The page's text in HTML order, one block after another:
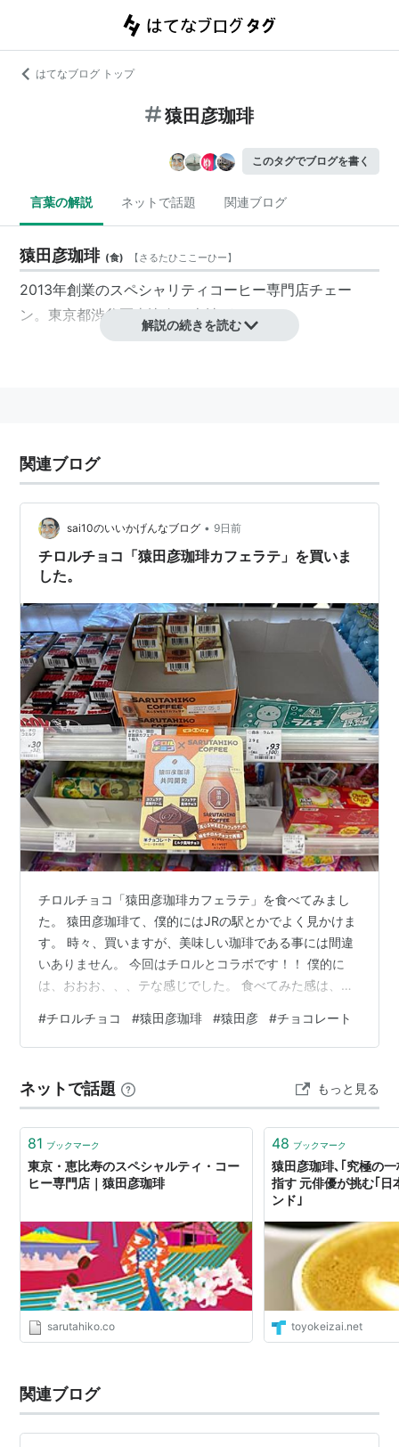
はてなブログ トップ
猿田彦珈琲
このタグでブログを書く
言葉の解説 ネットで話題 関連ブログ
猿田彦珈琲 (食) 【さるたひここーひー】
2013年創業のスペシャリティコーヒー専門店チェー
ン。東京都渋谷区恵比寿に本社がある。
解説の続きを読む
関連ブログ
sai10のいいかげんなブログ • 9日前
チロルチョコ「猿田彦珈琲カフェラテ」を買いま
した。
チロルチョコ「猿田彦珈琲カフェラテ」を食べてみまし
た。 猿田彦珈琲て、僕的にはJRの駅とかでよく見かけま
す。 時々、買いますが、美味しい珈琲である事には間違
いありません。 今回はチロルとコラボです！！ 僕的に
は、おおお、、、テな感じでした。 食べてみた感は、期
また買っても良いぞ！！！とか思いました。
#チロルチョコ #猿田彦珈琲 #猿田彦 #チョコレート
ネットで話題 もっと見る
81 ブックマーク
東京・恵比寿のスペシャルティ・コー
ヒー専門店｜猿田彦珈琲
sarutahiko.co
48 ブックマーク
猿田彦珈琲､｢究極の
指す 元俳優が挑む｢日
ンド｣
toyokeizai.net
関連ブログ